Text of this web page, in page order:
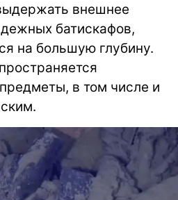
внешнее
батискафов,
на большую глубину.
в том числе и